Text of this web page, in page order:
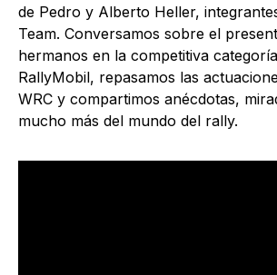
de Pedro y Alberto Heller,
Team. Conversamos sobre el
hermanos en la competitiva
RallyMobil, repasamos las
WRC y compartimos anécdotas,
mucho más del mundo del rally.